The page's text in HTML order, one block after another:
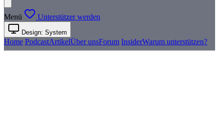
Menü Unterstützer werden
Design: System
Home PodcastArtikelÜber unsForum InsiderWarum unterstützen?